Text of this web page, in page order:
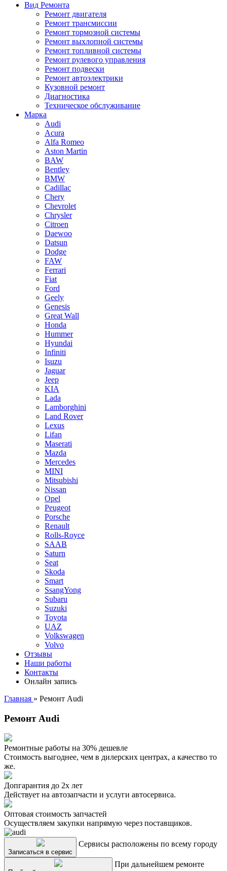
Вид Ремонта
Ремонт двигателя
Ремонт трансмиссии
Ремонт тормозной системы
Ремонт выхлопной системы
Ремонт топливной системы
Ремонт рулевого управления
Ремонт подвески
Ремонт автоэлектрики
Кузовной ремонт
Диагностика
Техническое обслуживание
Марка
Audi
Acura
Alfa Romeo
Aston Martin
BAW
Bentley
BMW
Cadillac
Chery
Chevrolet
Chrysler
Citroen
Daewoo
Datsun
Dodge
FAW
Ferrari
Fiat
Ford
Geely
Genesis
Great Wall
Honda
Hummer
Hyundai
Infiniti
Isuzu
Jaguar
Jeep
KIA
Lada
Lamborghini
Land Rover
Lexus
Lifan
Maserati
Mazda
Mercedes
MINI
Mitsubishi
Nissan
Opel
Peugeot
Porsche
Renault
Rolls-Royce
SAAB
Saturn
Seat
Skoda
Smart
SsangYong
Subaru
Suzuki
Toyota
UAZ
Volkswagen
Volvo
Отзывы
Наши работы
Контакты
Онлайн запись
Главная » Ремонт Audi
Ремонт Audi
Ремонтные работы на 30% дешевле
Стоимость выгоднее, чем в дилерских центрах, а качество то
же.
Допгарантия до 2х лет
Действует на автозапчасти и услуги автосервиса.
Оптовая стоимость запчастей
Осуществляем закупки напрямую через поставщиков.
Записаться в сервис
Сервисы расположены по всему городу
При дальнейшем ремонте